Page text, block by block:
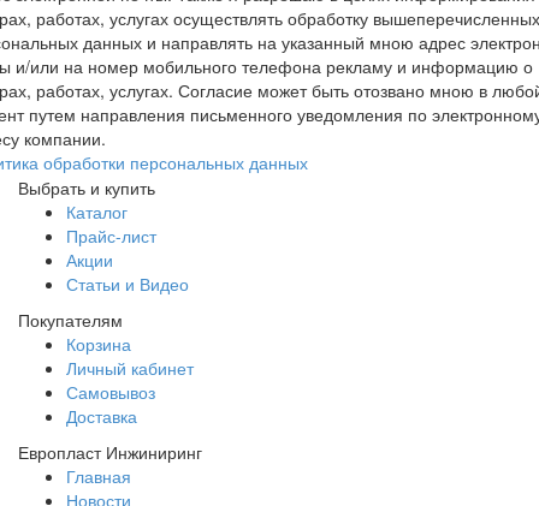
работах, услугах осуществлять обработку вышеперечисленных
данных и направлять на указанный мною адрес
и/или на номер мобильного телефона рекламу и информацию о
работах, услугах. Согласие может быть отозвано мною в
путем направления письменного уведомления по
компании.
обработки персональных данных
Выбрать и купить
Каталог
Прайс-лист
Акции
Статьи и Видео
Покупателям
Корзина
Личный кабинет
Самовывоз
Доставка
Европласт Инжиниринг
Главная
Новости